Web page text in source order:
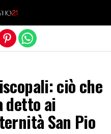
ciò che
detto ai
San Pio
version